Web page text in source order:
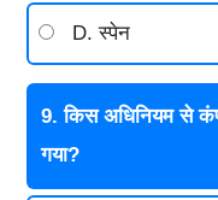
D. स्पेन
9. किस अधिनियम से
गया?